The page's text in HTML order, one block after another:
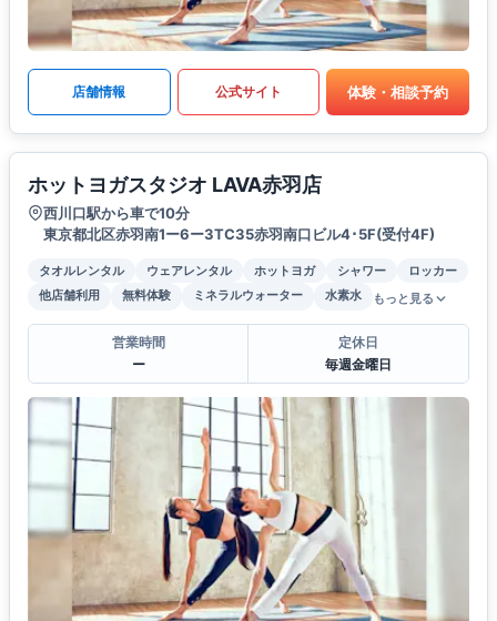
店舗情報 公式サイト 体験・相談予約
ホットヨガスタジオ LAVA赤羽店
西川口駅から車で10分
東京都北区赤羽南1ー6ー3TC35赤羽南口ビル4･5F(受付4F)
タオルレンタル ウェアレンタル ホットヨガ シャワー
ロッカー
他店舗利用
無料体験 ミネラルウォーター 水素水 もっと見る
営業時間
ー
定休日
毎週金曜日